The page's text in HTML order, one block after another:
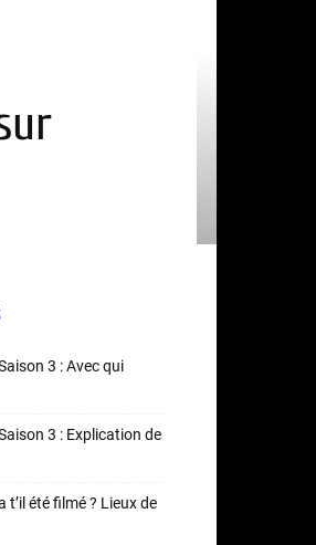
3 : Avec qui
3 : Explication de
été filmé ? Lieux de